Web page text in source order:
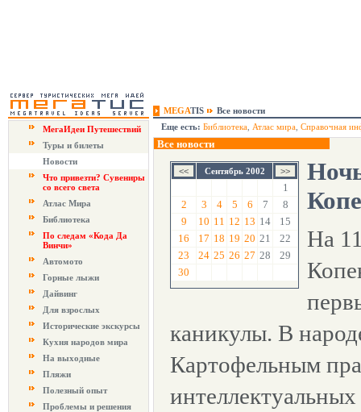
MEGATIS
Все новости
МегаИдеи Путешествий
Туры и билеты
Новости
Что привезти? Сувениры
со всего света
Атлас Мира
Библиотека
По следам «Кода Да
Винчи»
Автомото
Горные лыжи
Дайвинг
Для взрослых
Исторические экскурсы
Кухня народов мира
На выходные
Пляжи
Полезный опыт
Проблемы и решения
Еще есть: Библиотека Атлас мира Справочная
Все новости
Сентябрь 2002
1
2
3 4 5 6 7
8
9
10 11 12 13 14
15
16
17 18 19 20 21
22
23
24 25 26 27 28
29
30
На
каникулы. В
Картофельным